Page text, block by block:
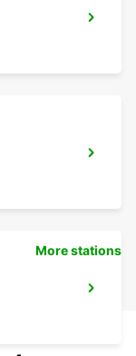
More stations